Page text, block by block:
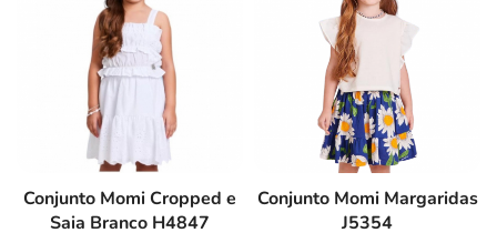
Conjunto Momi Cropped e
Saia Branco H4847
Conjunto Momi Margaridas
J5354